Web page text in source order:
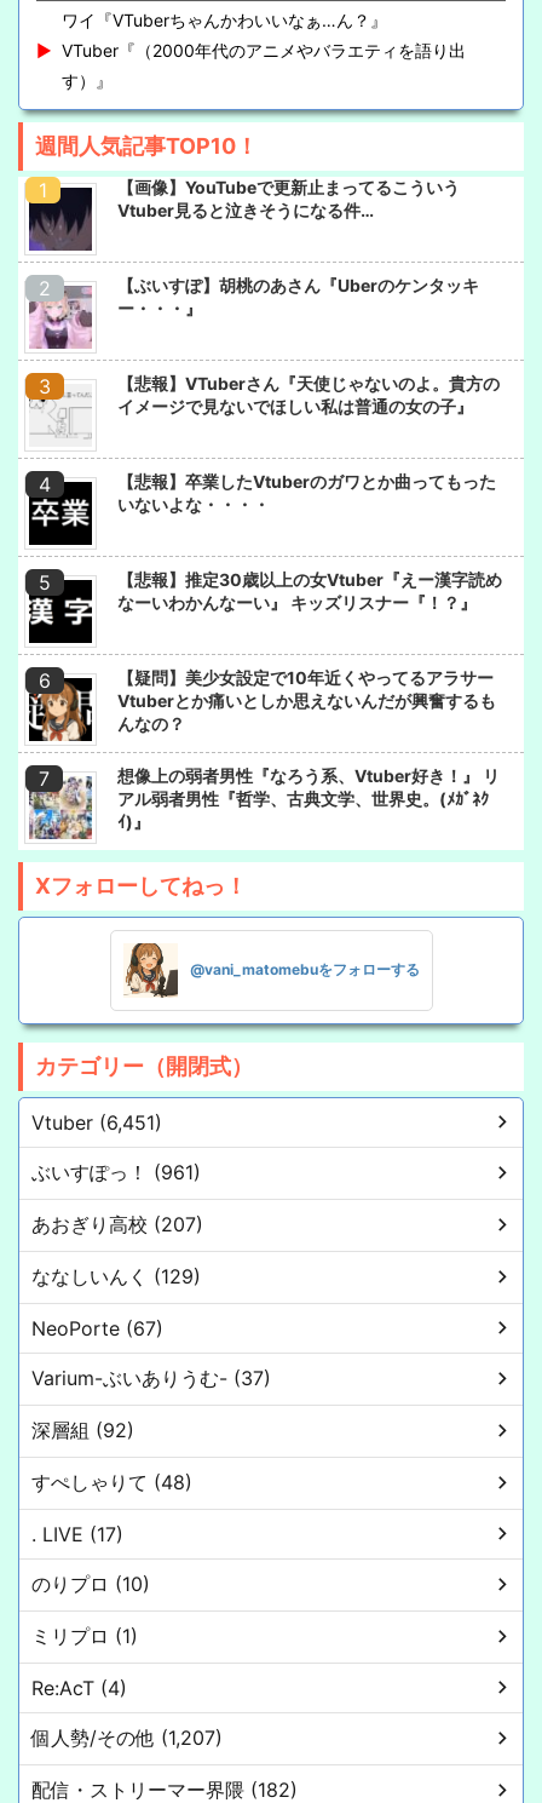
ワイ『VTuberちゃんかわいいなぁ…ん？』
VTuber『（2000年代のアニメやバラエティを語り出
す）』
週間人気記事TOP10！
【画像】YouTubeで更新止まってるこういう
Vtuber見ると泣きそうになる件…
【ぶいすぽ】胡桃のあさん『Uberのケンタッキ
ー・・・』
【悲報】VTuberさん『天使じゃないのよ。貴方の
イメージで見ないでほしい私は普通の女の子』
【悲報】卒業したVtuberのガワとか曲ってもった
いないよな・・・・
【悲報】推定30歳以上の女Vtuber『えー漢字読め
なーいわかんなーい』 キッズリスナー『！？』
【疑問】美少女設定で10年近くやってるアラサー
Vtuberとか痛いとしか思えないんだが興奮するも
んなの？
想像上の弱者男性『なろう系、Vtuber好き！』 リ
アル弱者男性『哲学、古典文学、世界史。(ﾒｶﾞﾈｸ
ｲ)』
Xフォローしてねっ！
@vani_matomebuをフォローする
カテゴリー（開閉式）
Vtuber (6,451)
ぶいすぽっ！ (961)
あおぎり高校 (207)
ななしいんく (129)
NeoPorte (67)
Varium-ぶいありうむ- (37)
深層組 (92)
すぺしゃりて (48)
. LIVE (17)
のりプロ (10)
ミリプロ (1)
Re:AcT (4)
個人勢/その他 (1,207)
配信・ストリーマー界隈 (182)